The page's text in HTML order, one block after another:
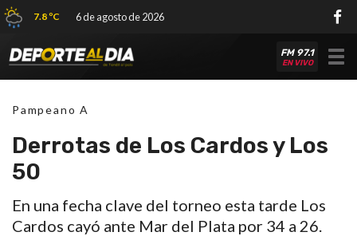
7.8 ºC 6 de agosto de 2026
FM 97.1
EN VIVO
Pampeano A
Derrotas de Los Cardos y Los
50
En una fecha clave del torneo esta tarde Los
Cardos cayó ante Mar del Plata por 34 a 26.